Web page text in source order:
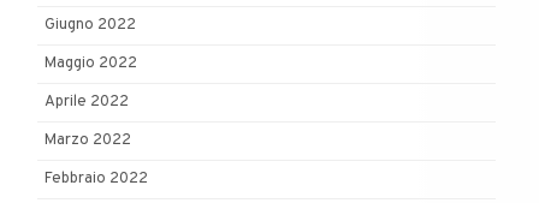
Giugno 2022
Maggio 2022
Aprile 2022
Marzo 2022
Febbraio 2022